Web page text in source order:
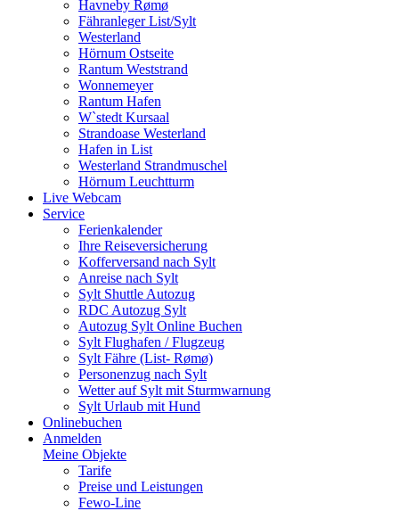
Havneby Rømø
Fähranleger List/Sylt
Westerland
Hörnum Ostseite
Rantum Weststrand
Wonnemeyer
Rantum Hafen
W`stedt Kursaal
Strandoase Westerland
Hafen in List
Westerland Strandmuschel
Hörnum Leuchtturm
Live Webcam
Service
Ferienkalender
Ihre Reiseversicherung
Kofferversand nach Sylt
Anreise nach Sylt
Sylt Shuttle Autozug
RDC Autozug Sylt
Autozug Sylt Online Buchen
Sylt Flughafen / Flugzeug
Sylt Fähre (List- Rømø)
Personenzug nach Sylt
Wetter auf Sylt mit Sturmwarnung
Sylt Urlaub mit Hund
Onlinebuchen
Anmelden
Meine Objekte
Tarife
Preise und Leistungen
Fewo-Line